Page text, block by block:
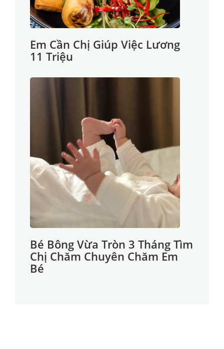
Em Cần Chị Giúp Việc Lương
11 Triệu
Bé Bông Vừa Tròn 3 Tháng Tìm
Chị Chăm Chuyên Chăm Em
Bé